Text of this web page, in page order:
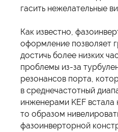
гасить нежелательные
Как известно,
оформление позволяет
достичь более низких
проблемы из-за
резонансов порта,
в среднечастотный
инженерами KEF встала
то образом
фазоинверторной